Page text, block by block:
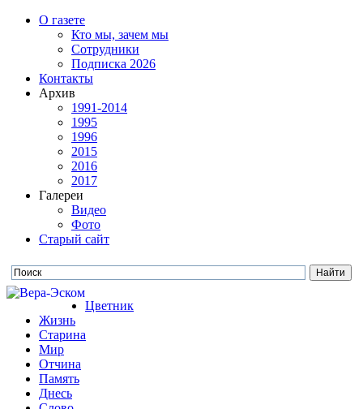
О газете
Кто мы, зачем мы
Сотрудники
Подписка 2026
Контакты
Архив
1991-2014
1995
1996
2015
2016
2017
Галереи
Видео
Фото
Старый сайт
Цветник
Жизнь
Старина
Мир
Отчина
Память
Днесь